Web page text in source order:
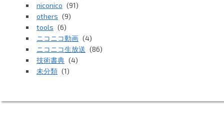
niconico (91)
others (9)
tools (6)
ニコニコ動画 (4)
ニコニコ生放送 (86)
技術書典 (4)
未分類 (1)